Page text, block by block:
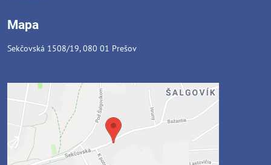
Mapa
Sekčovská 1508/19, 080 01 Prešov